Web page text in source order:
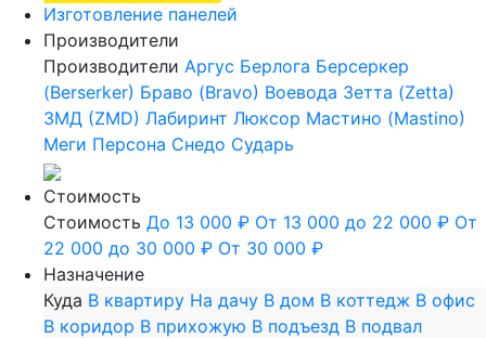
Изготовление панелей
Производители
Производители Аргус Берлога Берсеркер
(Berserker) Браво (Bravo) Воевода Зетта (Zetta)
ЗМД (ZMD) Лабиринт Люксор Мастино (Mastino)
Меги Персона Снедо Сударь
Стоимость
Стоимость До 13 000 ₽ От 13 000 до 22 000 ₽ От
22 000 до 30 000 ₽ От 30 000 ₽
Назначение
Куда В квартиру На дачу В дом В коттедж В офис
В коридор В прихожую В подъезд В подвал